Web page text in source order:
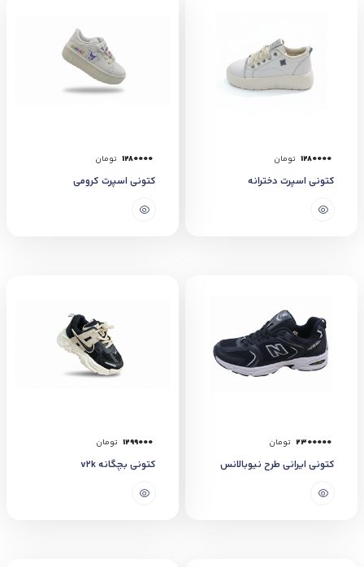
1280000 تومان
کتونی اسپرت دخترانه
1280000 تومان
کتونی اسپرت کرومی
2300000 تومان
کتونی ایرانی طرح نیوبالانس
1299000 تومان
کتونی بچگانه v2k